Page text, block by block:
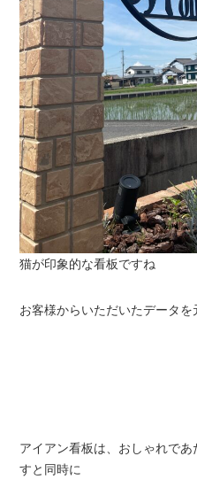
猫が印象的な看板ですね
お客様からいただいたデータを
アイアン看板は、おしゃれで
すと同時に